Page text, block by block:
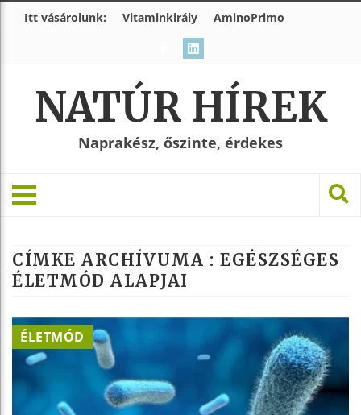
Itt vásárolunk: Vitaminkirály AminoPrimo
NATÚR HÍREK
Naprakész, őszinte, érdekes
CÍMKE ARCHÍVUMA : EGÉSZSÉGES
ÉLETMÓD ALAPJAI
ÉLETMÓD